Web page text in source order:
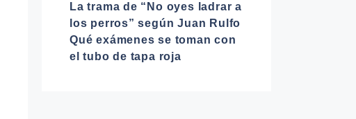
La trama de “No oyes ladrar a
los perros” según Juan Rulfo
Qué exámenes se toman con
el tubo de tapa roja